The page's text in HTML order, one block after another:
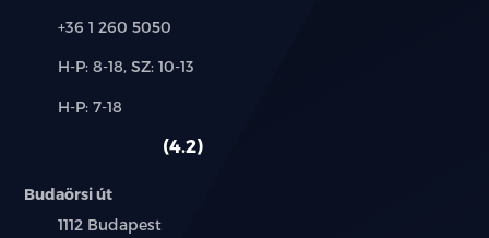
Telefon:
+36 1 260 5050
Új-
használt
H-P: 8-18, SZ: 10-13
Alkatrész,
H-P: 7-18
4.2
Budaörsi út
Település:
1112 Budapest